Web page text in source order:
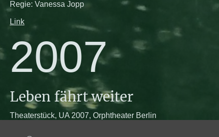
Regie: Vanessa Jopp
Link
2007
Leben fährt weiter
Theaterstück, UA 2007, Orphtheater Berlin